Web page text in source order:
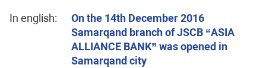
In english:
On the 14th December 2016
Samarqand branch of JSCB “ASIA
ALLIANCE BANK” was opened in
Samarqand city